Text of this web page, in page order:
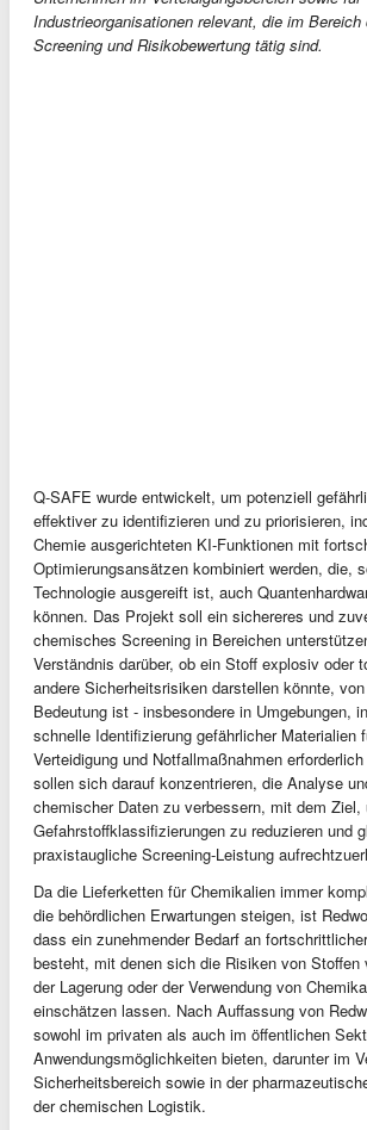
Industrieorganisationen relevant, die im
Screening und Risikobewertung tätig sind.
Q-SAFE wurde entwickelt, um potenziell
effektiver zu identifizieren und zu priorisieren,
Chemie ausgerichteten KI-Funktionen mit
Optimierungsansätzen kombiniert werden, die,
Technologie ausgereift ist, auch
können. Das Projekt soll ein sichereres und
chemisches Screening in Bereichen
Verständnis darüber, ob ein Stoff explosiv oder
andere Sicherheitsrisiken darstellen könnte,
Bedeutung ist - insbesondere in Umgebungen,
schnelle Identifizierung gefährlicher Materialien
Verteidigung und Notfallmaßnahmen
sollen sich darauf konzentrieren, die Analyse
chemischer Daten zu verbessern, mit dem Ziel,
Gefahrstoffklassifizierungen zu reduzieren und
praxistaugliche Screening-Leistung
Da die Lieferketten für Chemikalien immer
die behördlichen Erwartungen steigen, ist
dass ein zunehmender Bedarf an
besteht, mit denen sich die Risiken von Stoffen
der Lagerung oder der Verwendung von
einschätzen lassen. Nach Auffassung von
sowohl im privaten als auch im öffentlichen
Anwendungsmöglichkeiten bieten, darunter im
Sicherheitsbereich sowie in der
der chemischen Logistik.